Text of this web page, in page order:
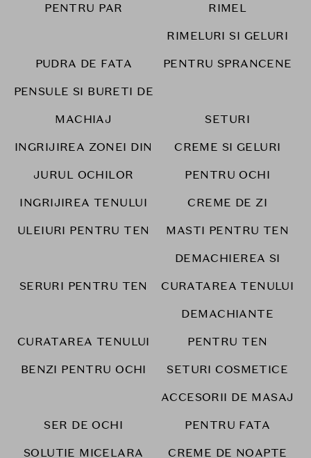
PENTRU PAR
RIMEL
PUDRA DE FATA
RIMELURI SI GELURI
PENTRU SPRANCENE
PENSULE SI BURETI DE
MACHIAJ
SETURI
INGRIJIREA ZONEI DIN
JURUL OCHILOR
CREME SI GELURI
PENTRU OCHI
INGRIJIREA TENULUI
CREME DE ZI
ULEIURI PENTRU TEN
MASTI PENTRU TEN
SERURI PENTRU TEN
DEMACHIEREA SI
CURATAREA TENULUI
CURATAREA TENULUI
DEMACHIANTE
PENTRU TEN
BENZI PENTRU OCHI
SETURI COSMETICE
SER DE OCHI
ACCESORII DE MASAJ
PENTRU FATA
SOLUTIE MICELARA
CREME DE NOAPTE